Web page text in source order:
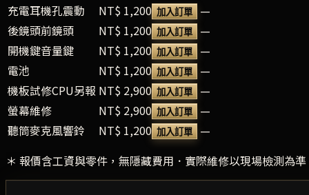
充電耳機孔震動
NT$ 1,200 加入訂單
—
後鏡頭前鏡頭
NT$ 1,200 加入訂單
—
開機鍵音量鍵
NT$ 1,200 加入訂單
—
電池
NT$ 1,200 加入訂單
—
機板試修CPU另報 NT$ 2,900 加入訂單
—
螢幕維修
NT$ 2,900 加入訂單
—
聽筒麥克風響鈴
NT$ 1,200 加入訂單
—
＊ 報價含工資與零件，無隱藏費用．實際維修以現場檢測為